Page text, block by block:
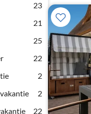
23
21
25
22
2
2
22